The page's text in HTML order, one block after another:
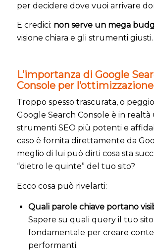
per decidere dove vuoi arrivare
E credici: non serve un mega
visione chiara e gli strumenti giusti.
L’importanza di Google
Console per l’ottimizzazione
Troppo spesso trascurata, o
Google Search Console è in
strumenti SEO più potenti e
caso è fornita direttamente da
meglio di lui può dirti cosa sta
“dietro le quinte” del tuo sito?
Ecco cosa può rivelarti:
Quali parole chiave portano
Sapere su quali query il tuo
fondamentale per creare
performanti.